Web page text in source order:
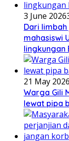
3 June 2026
Dari limbah
mahasiswi
lingkungan
21 May 2026
Warga Gili
lewat pipa